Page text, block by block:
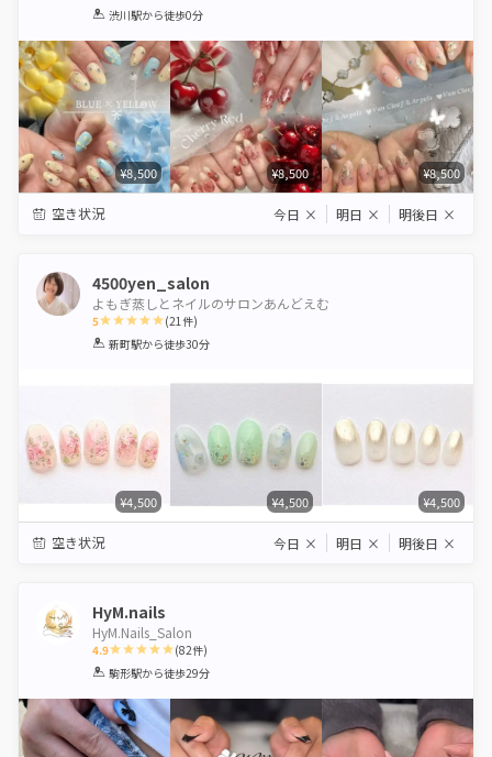
1 2 3 4 5
渋川駅から徒歩0分
¥8,500 ¥8,500 ¥8,500
空き状況 今日 × 明日 × 明後日 ×
4500yen_salon
よもぎ蒸しとネイルのサロンあんどえむ
5
1 2 3 4 5
(21件)
新町駅から徒歩30分
¥4,500 ¥4,500 ¥4,500
空き状況 今日 × 明日 × 明後日 ×
HyM.nails
HyM.Nails_Salon
4.9
1 2 3 4 5
(82件)
駒形駅から徒歩29分